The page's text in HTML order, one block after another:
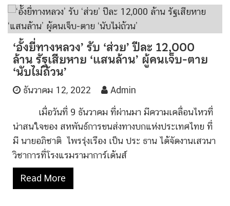
‘อั้งยี่ทางหลวง’ รับ ‘ส่วย’ ปีละ 12,000
ล้าน รัฐเสียหาย ‘แสนล้าน’ ผู้คนเจ็บ-ตาย
‘นับไม่ถ้วน’
ธันวาคม 12, 2022 Admin
เมื่อวันที่ 9 ธันวาคม ที่ผ่านมา มีความเคลื่อนไหวที่
น่าสนใจของ สหพันธ์การขนส่งทางบกแห่งประเทศไทย ที่
มี นายอภิชาติ ไพรรุ่งเรือง เป็น ประ ธาน ได้จัดงานเสวนา
วิชาการที่โรงแรมรามาการ์เด้นส์
Read More